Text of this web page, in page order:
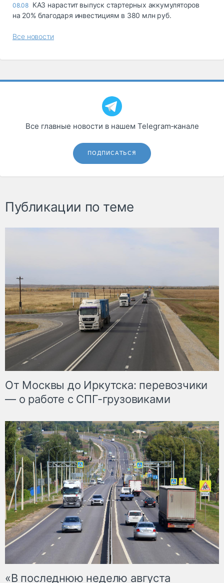
08.08 КАЗ нарастит выпуск стартерных аккумуляторов
на 20% благодаря инвестициям в 380 млн руб.
Все новости
Все главные новости в нашем Telegram‑канале
ПОДПИСАТЬСЯ
Публикации по теме
От Москвы до Иркутска: перевозчики
— о работе с СПГ-грузовиками
«В последнюю неделю августа